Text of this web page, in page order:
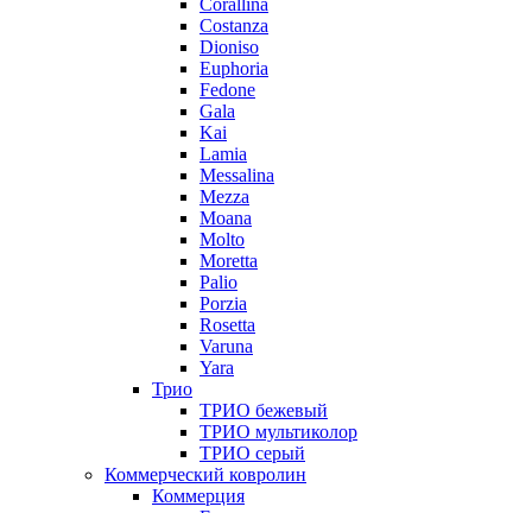
Corallina
Costanza
Dioniso
Euphoria
Fedone
Gala
Kai
Lamia
Messalina
Mezza
Moana
Molto
Moretta
Palio
Porzia
Rosetta
Varuna
Yara
Трио
ТРИО бежевый
ТРИО мультиколор
ТРИО серый
Коммерческий ковролин
Коммерция